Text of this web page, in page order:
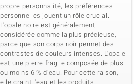
propre personnalité, les préférences
personnelles jouent un rôle crucial.
L'opale noire est généralement
considérée comme la plus précieuse,
parce que son corps noir permet des
contrastes de couleurs intenses. L'opale
est une pierre fragile composée de plus
ou moins 6 % d’eau. Pour cette raison,
elle craint l'eau et les produits